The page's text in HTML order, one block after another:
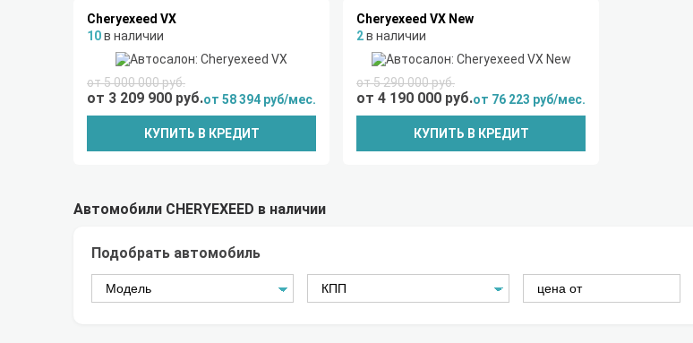
Cheryexeed VX
10в наличии
от 5 000 000 руб.
от 3 209 900 руб.от 58 394 руб/мес.
КУПИТЬ В КРЕДИТ
Cheryexeed VX New
2в наличии
от 5 290 000 руб.
от 4 190 000 руб.от 76 223 руб/мес.
КУПИТЬ В КРЕДИТ
Автомобили CHERYEXEED в наличии
Подобрать автомобиль